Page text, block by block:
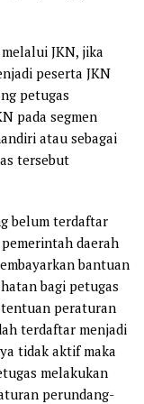
JKN, jika
peserta JKN
petugas
pada segmen
atau sebagai
tersebut
belum terdaftar
daerah
bantuan
bagi petugas
peraturan
terdaftar menjadi
tidak aktif maka
melakukan
perundang-